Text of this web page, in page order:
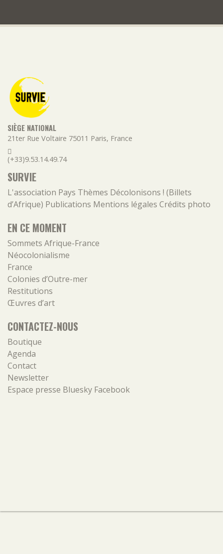
SIÈGE NATIONAL
21ter Rue Voltaire 75011 Paris, France
(+33)9.53.14.49.74
SURVIE
L'association Pays Thèmes Décolonisons ! (Billets
d’Afrique) Publications Mentions légales Crédits photo
EN CE MOMENT
Sommets Afrique-France
Néocolonialisme
France
Colonies d’Outre-mer
Restitutions
Œuvres d’art
CONTACTEZ-NOUS
Boutique
Agenda
Contact
Newsletter
Espace presse Bluesky Facebook